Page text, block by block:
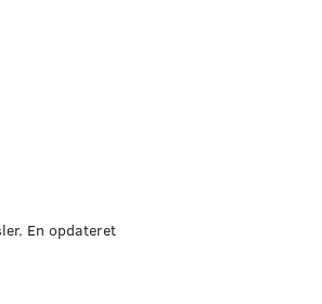
En opdateret